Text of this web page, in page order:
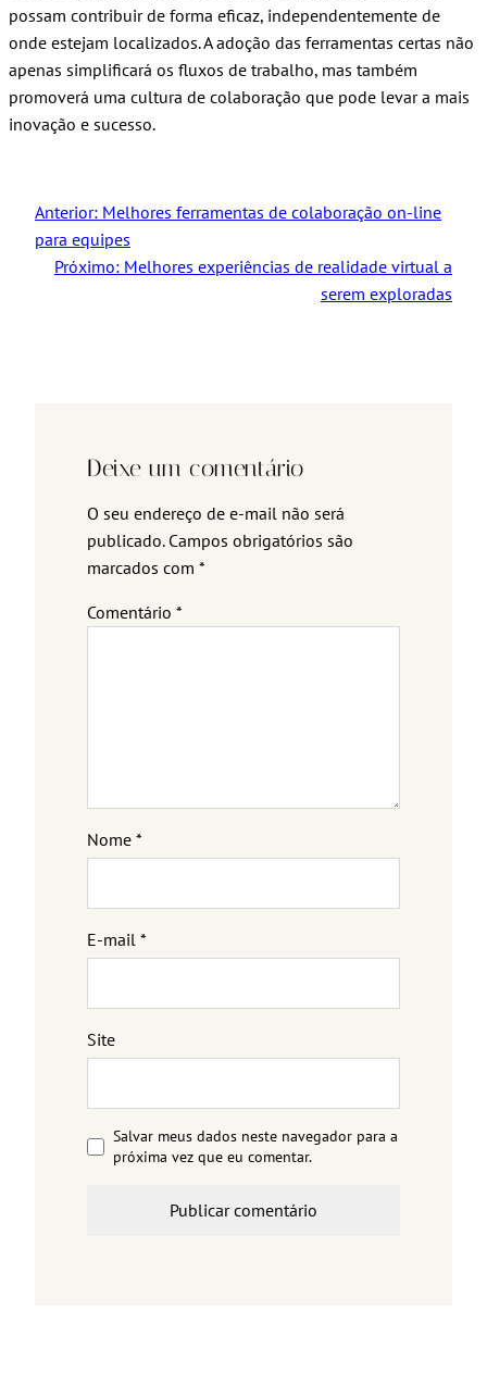
possam contribuir de forma eficaz, independentemente de
onde estejam localizados. A adoção das ferramentas certas não
apenas simplificará os fluxos de trabalho, mas também
promoverá uma cultura de colaboração que pode levar a mais
inovação e sucesso.
Anterior: Melhores ferramentas de colaboração on-line
para equipes
Próximo: Melhores experiências de realidade virtual a
serem exploradas
Deixe um comentário
O seu endereço de e-mail não será
publicado. Campos obrigatórios são
marcados com *
Comentário *
Nome *
E-mail *
Site
Salvar meus dados neste navegador para a
próxima vez que eu comentar.